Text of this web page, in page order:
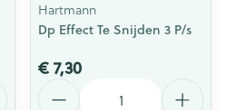
Hartmann
Dp Effect Te Snijden 3 P/s
€ 7,30
Aantal